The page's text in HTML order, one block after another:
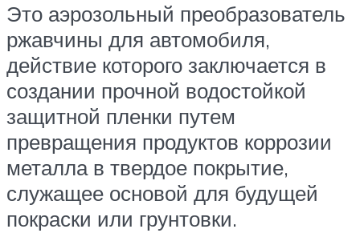
Это аэрозольный преобразователь
ржавчины для автомобиля,
действие которого заключается в
создании прочной водостойкой
защитной пленки путем
превращения продуктов коррозии
металла в твердое покрытие,
служащее основой для будущей
покраски или грунтовки.